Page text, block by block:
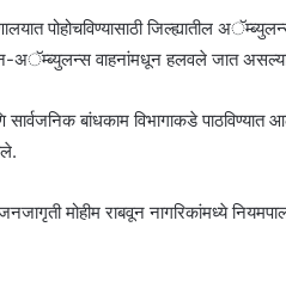
पोहोचविण्यासाठी जिल्ह्यातील
अॅम्ब्युलन्स वाहनांमधून हलवले जात
बांधकाम विभागाकडे पाठविण्यात
मोहीम राबवून नागरिकांमध्ये